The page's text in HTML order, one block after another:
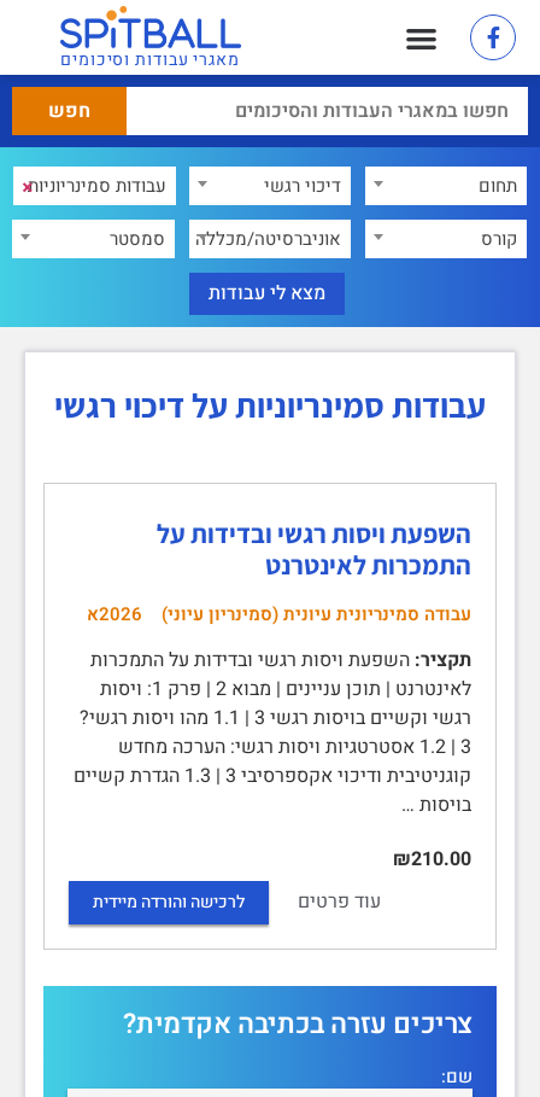
מאגרי עבודות וסיכומים
תחום דיכוי רגשי ×
קורס אוניברסיטה/מכללה סמסטר
עבודות סמינריוניות על דיכוי רגשי
השפעת ויסות רגשי ובדידות על
התמכרות לאינטרנט
עבודה סמינריונית עיונית (סמינריון עיוני) 2026א
תקציר: השפעת ויסות רגשי ובדידות על התמכרות
לאינטרנט | תוכן עניינים | מבוא 2 | פרק 1: ויסות
רגשי וקשיים בויסות רגשי 3 | 1.1 מהו ויסות רגשי?
3 | 1.2 אסטרטגיות ויסות רגשי: הערכה מחדש
קוגניטיבית ודיכוי אקספרסיבי 3 | 1.3 הגדרת קשיים
בויסות …
₪210.00
עוד פרטים
לרכישה והורדה מיידית
צריכים עזרה בכתיבה אקדמית?
שם: